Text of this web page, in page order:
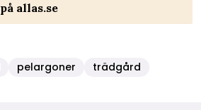
på allas.se
pelargoner trädgård